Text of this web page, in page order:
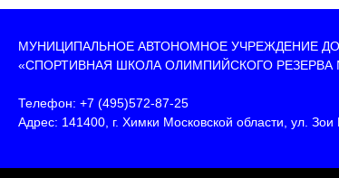
МУНИЦИПАЛЬНОЕ АВТОНОМНОЕ УЧРЕЖДЕНИЕ
«СПОРТИВНАЯ ШКОЛА ОЛИМПИЙСКОГО РЕЗЕРВА
Телефон: +7 (495)572-87-25
Адрес: 141400, г. Химки Московской области, ул.